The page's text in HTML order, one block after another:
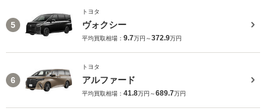
5
トヨタ
ヴォクシー
平均買取相場： 9.7万円～372.9万円
6
トヨタ
アルファード
平均買取相場： 41.8万円～689.7万円